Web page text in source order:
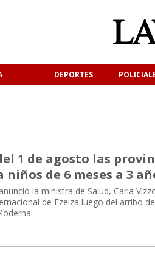
DEPORTES
1 de agosto las
niños de 6 meses a 3
la ministra de Salud, Carla
de Ezeiza luego del arribo